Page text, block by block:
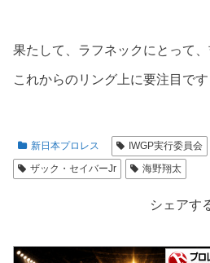
果たして、ラフネックにとって、
これからのリング上に要注目です
新日本プロレス IWGP実行委員会
ザック・セイバーJr
海野翔太
シェアす